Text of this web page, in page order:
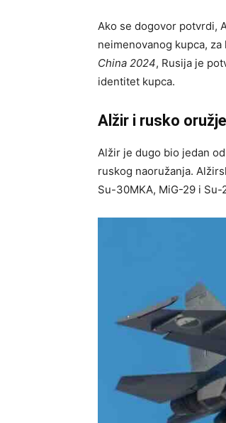
Ako se dogovor potvrdi,
neimenovanog kupca,
China 2024, Rusija je
identitet kupca.
Alžir i rusko
Alžir je dugo bio jedan
ruskog naoružanja.
Su-30MKA, MiG-29 i Su-